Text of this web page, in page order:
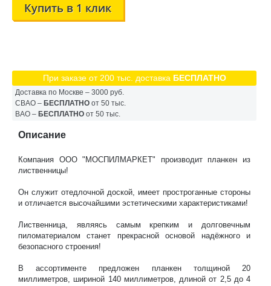
Купить в 1 клик
При заказе от 200 тыс. доставка БЕСПЛАТНО
Доставка по Москве – 3000 руб.
СВАО – БЕСПЛАТНО от 50 тыс.
ВАО – БЕСПЛАТНО от 50 тыс.
Описание
Компания ООО "МОСПИЛМАРКЕТ" производит планкен из
лиственницы!
Он служит отедлочной доской, имеет простроганные стороны
и отличается высочайшими эстетическими характеристиками!
Лиственница, являясь самым крепким и долговечным
пиломатериалом станет прекрасной основой надёжного и
безопасного строения!
В ассортименте предложен планкен толщиной 20
миллиметров, шириной 140 миллиметров, длиной от 2,5 до 4